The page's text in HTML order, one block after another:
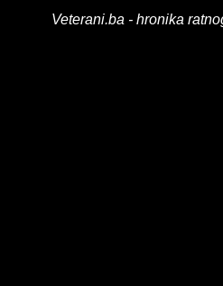
Veterani.ba - hronika